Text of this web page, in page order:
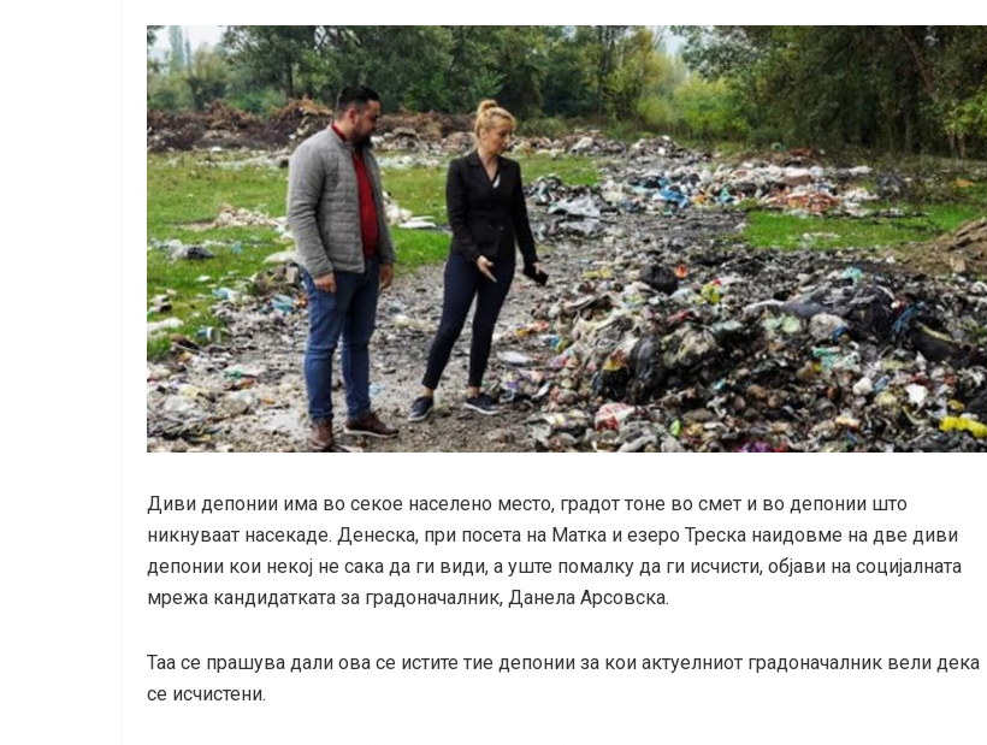
Диви депонии има во секое населено место, градот тоне во смет и во депонии што
никнуваат насекаде. Денеска, при посета на Матка и езеро Треска наидовме на две диви
депонии кои некој не сака да ги види, а уште помалку да ги исчисти, објави на социјалната
мрежа кандидатката за градоначалник, Данела Арсовска.
Таа се прашува дали ова се истите тие депонии за кои актуелниот градоначалник вели дека
се исчистени.